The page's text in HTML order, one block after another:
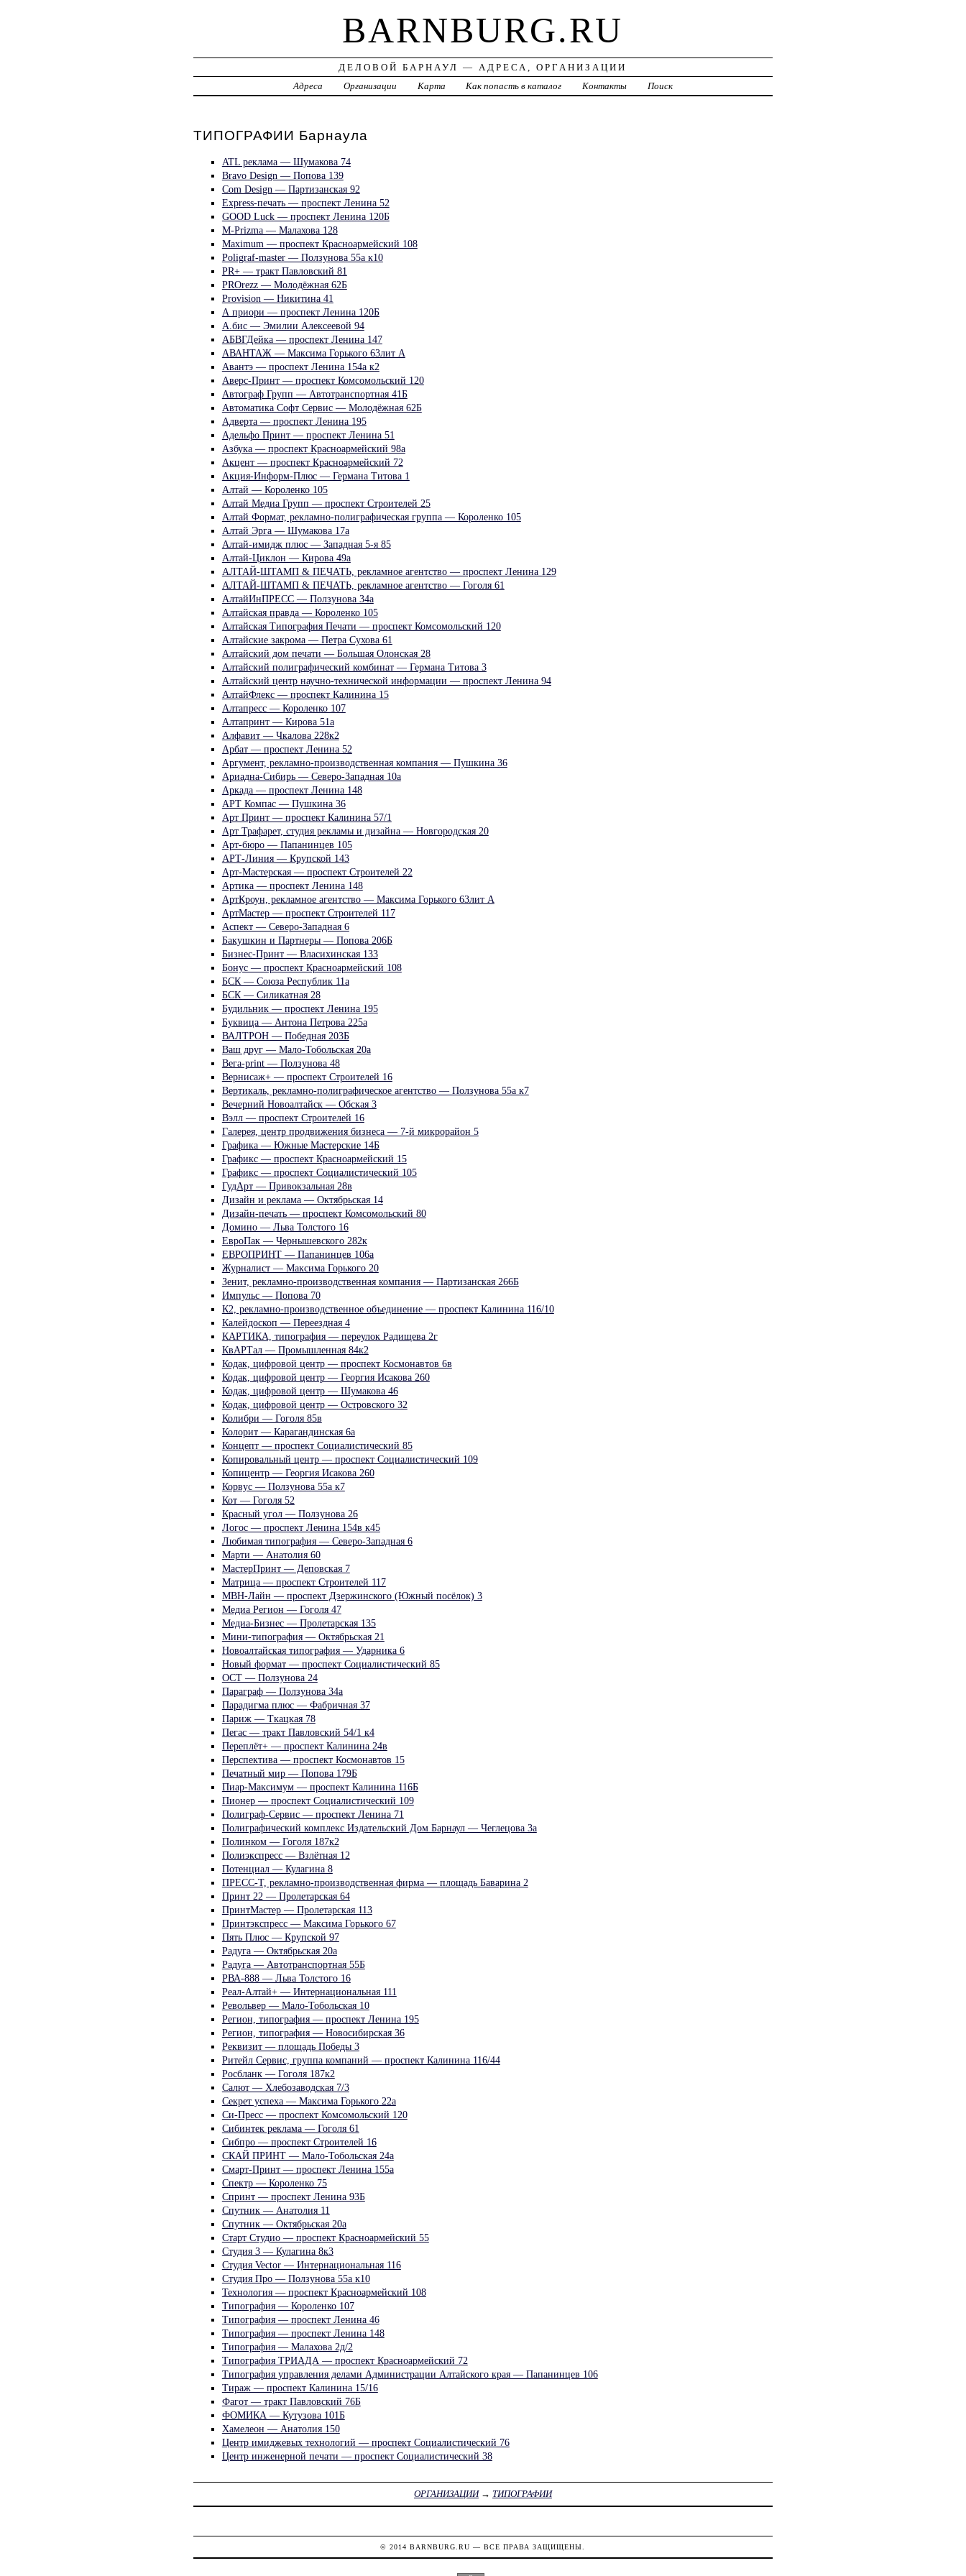
BARNBURG.RU
ДЕЛОВОЙ БАРНАУЛ — АДРЕСА, ОРГАНИЗАЦИИ
Адреса
Организации Карта Как попасть в каталог Контакты Поиск
ТИПОГРАФИИ Барнаула
ATL реклама — Шумакова 74
Bravo Design — Попова 139
Com Design — Партизанская 92
Express-печать — проспект Ленина 52
GOOD Luck — проспект Ленина 120Б
M-Prizma — Малахова 128
Maximum — проспект Красноармейский 108
Poligraf-master — Ползунова 55а к10
PR+ — тракт Павловский 81
PROrezz — Молодёжная 62Б
Provision — Никитина 41
А приори — проспект Ленина 120Б
А.бис — Эмилии Алексеевой 94
АБВГДейка — проспект Ленина 147
АВАНТАЖ — Максима Горького 63лит А
Авантэ — проспект Ленина 154а к2
Аверс-Принт — проспект Комсомольский 120
Автограф Групп — Автотранспортная 41Б
Автоматика Софт Сервис — Молодёжная 62Б
Адверта — проспект Ленина 195
Адельфо Принт — проспект Ленина 51
Азбука — проспект Красноармейский 98а
Акцент — проспект Красноармейский 72
Акция-Информ-Плюс — Германа Титова 1
Алтай — Короленко 105
Алтай Медиа Групп — проспект Строителей 25
Алтай Формат, рекламно-полиграфическая группа — Короленко 105
Алтай Эрга — Шумакова 17а
Алтай-имидж плюс — Западная 5-я 85
Алтай-Циклон — Кирова 49а
АЛТАЙ-ШТАМП & ПЕЧАТЬ, рекламное агентство — проспект Ленина 129
АЛТАЙ-ШТАМП & ПЕЧАТЬ, рекламное агентство — Гоголя 61
АлтайИнПРЕСС — Ползунова 34а
Алтайская правда — Короленко 105
Алтайская Типография Печати — проспект Комсомольский 120
Алтайские закрома — Петра Сухова 61
Алтайский дом печати — Большая Олонская 28
Алтайский полиграфический комбинат — Германа Титова 3
Алтайский центр научно-технической информации — проспект Ленина 94
АлтайФлекс — проспект Калинина 15
Алтапресс — Короленко 107
Алтапринт — Кирова 51а
Алфавит — Чкалова 228к2
Арбат — проспект Ленина 52
Аргумент, рекламно-производственная компания — Пушкина 36
Ариадна-Сибирь — Северо-Западная 10а
Аркада — проспект Ленина 148
АРТ Компас — Пушкина 36
Арт Принт — проспект Калинина 57/1
Арт Трафарет, студия рекламы и дизайна — Новгородская 20
Арт-бюро — Папанинцев 105
АРТ-Линия — Крупской 143
Арт-Мастерская — проспект Строителей 22
Артика — проспект Ленина 148
АртКроун, рекламное агентство — Максима Горького 63лит А
АртМастер — проспект Строителей 117
Аспект — Северо-Западная 6
Бакушкин и Партнеры — Попова 206Б
Бизнес-Принт — Власихинская 133
Бонус — проспект Красноармейский 108
БСК — Союза Республик 11а
БСК — Силикатная 28
Будильник — проспект Ленина 195
Буквица — Антона Петрова 225а
ВАЛТРОН — Победная 203Б
Ваш друг — Мало-Тобольская 20а
Вега-print — Ползунова 48
Вернисаж+ — проспект Строителей 16
Вертикаль, рекламно-полиграфическое агентство — Ползунова 55а к7
Вечерний Новоалтайск — Обская 3
Вэлл — проспект Строителей 16
Галерея, центр продвижения бизнеса — 7-й микрорайон 5
Графика — Южные Мастерские 14Б
Графикс — проспект Красноармейский 15
Графикс — проспект Социалистический 105
ГудАрт — Привокзальная 28в
Дизайн и реклама — Октябрьская 14
Дизайн-печать — проспект Комсомольский 80
Домино — Льва Толстого 16
ЕвроПак — Чернышевского 282к
ЕВРОПРИНТ — Папанинцев 106а
Журналист — Максима Горького 20
Зенит, рекламно-производственная компания — Партизанская 266Б
Импульс — Попова 70
К2, рекламно-производственное объединение — проспект Калинина 116/10
Калейдоскоп — Переездная 4
КАРТИКА, типография — переулок Радищева 2г
КвАРТал — Промышленная 84к2
Кодак, цифровой центр — проспект Космонавтов 6в
Кодак, цифровой центр — Георгия Исакова 260
Кодак, цифровой центр — Шумакова 46
Кодак, цифровой центр — Островского 32
Колибри — Гоголя 85в
Колорит — Карагандинская 6а
Концепт — проспект Социалистический 85
Копировальный центр — проспект Социалистический 109
Копицентр — Георгия Исакова 260
Корвус — Ползунова 55а к7
Кот — Гоголя 52
Красный угол — Ползунова 26
Логос — проспект Ленина 154в к45
Любимая типография — Северо-Западная 6
Марти — Анатолия 60
МастерПринт — Деповская 7
Матрица — проспект Строителей 117
МВН-Лайн — проспект Дзержинского (Южный посёлок) 3
Медиа Регион — Гоголя 47
Медиа-Бизнес — Пролетарская 135
Мини-типография — Октябрьская 21
Новоалтайская типография — Ударника 6
Новый формат — проспект Социалистический 85
ОСТ — Ползунова 24
Параграф — Ползунова 34а
Парадигма плюс — Фабричная 37
Париж — Ткацкая 78
Пегас — тракт Павловский 54/1 к4
Переплёт+ — проспект Калинина 24в
Перспектива — проспект Космонавтов 15
Печатный мир — Попова 179Б
Пиар-Максимум — проспект Калинина 116Б
Пионер — проспект Социалистический 109
Полиграф-Сервис — проспект Ленина 71
Полиграфический комплекс Издательский Дом Барнаул — Чеглецова 3а
Полинком — Гоголя 187к2
Полиэкспресс — Взлётная 12
Потенциал — Кулагина 8
ПРЕСС-Т, рекламно-производственная фирма — площадь Баварина 2
Принт 22 — Пролетарская 64
ПринтМастер — Пролетарская 113
Принтэкспресс — Максима Горького 67
Пять Плюс — Крупской 97
Радуга — Октябрьская 20а
Радуга — Автотранспортная 55Б
РВА-888 — Льва Толстого 16
Реал-Алтай+ — Интернациональная 111
Револьвер — Мало-Тобольская 10
Регион, типография — проспект Ленина 195
Регион, типография — Новосибирская 36
Реквизит — площадь Победы 3
Ритейл Сервис, группа компаний — проспект Калинина 116/44
Росбланк — Гоголя 187к2
Салют — Хлебозаводская 7/3
Секрет успеха — Максима Горького 22а
Си-Пресс — проспект Комсомольский 120
Сибинтек реклама — Гоголя 61
Сибпро — проспект Строителей 16
СКАЙ ПРИНТ — Мало-Тобольская 24а
Смарт-Принт — проспект Ленина 155а
Спектр — Короленко 75
Спринт — проспект Ленина 93Б
Спутник — Анатолия 11
Спутник — Октябрьская 20а
Старт Студио — проспект Красноармейский 55
Студия 3 — Кулагина 8к3
Студия Vector — Интернациональная 116
Студия Про — Ползунова 55а к10
Технология — проспект Красноармейский 108
Типография — Короленко 107
Типография — проспект Ленина 46
Типография — проспект Ленина 148
Типография — Малахова 2д/2
Типография ТРИАДА — проспект Красноармейский 72
Типография управления делами Администрации Алтайского края — Папанинцев 106
Тираж — проспект Калинина 15/16
Фагот — тракт Павловский 76Б
ФОМИКА — Кутузова 101Б
Хамелеон — Анатолия 150
Центр имиджевых технологий — проспект Социалистический 76
Центр инженерной печати — проспект Социалистический 38
ОРГАНИЗАЦИИ→ ТИПОГРАФИИ
© 2014BARNBURG.RU — ВСЕ ПРАВА ЗАЩИЩЕНЫ.